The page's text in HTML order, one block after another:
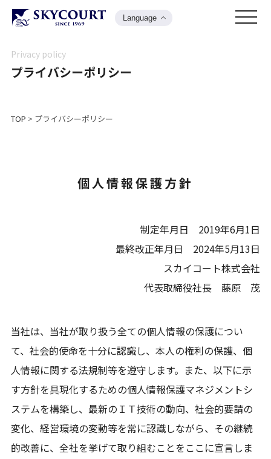
Language
Privacy policy
プライバシーポリシー
TOP > プライバシーポリシー
個人情報保護方針
制定年月日 2019年6月1日
最終改正年月日 2024年5月13日
スカイコート株式会社
代表取締役社長 藤原 茂
当社は、当社が取り扱う全ての個人情報の保護につい
て、社会的使命を十分に認識し、本人の権利の保護、個
人情報に関する法規制等を遵守します。また、以下に示
す方針を具現化するための個人情報保護マネジメントシ
ステムを構築し、最新のＩＴ技術の動向、社会的要請の
変化、経営環境の変動等を常に認識しながら、その継続
的改善に、全社を挙げて取り組むことをここに宣言しま